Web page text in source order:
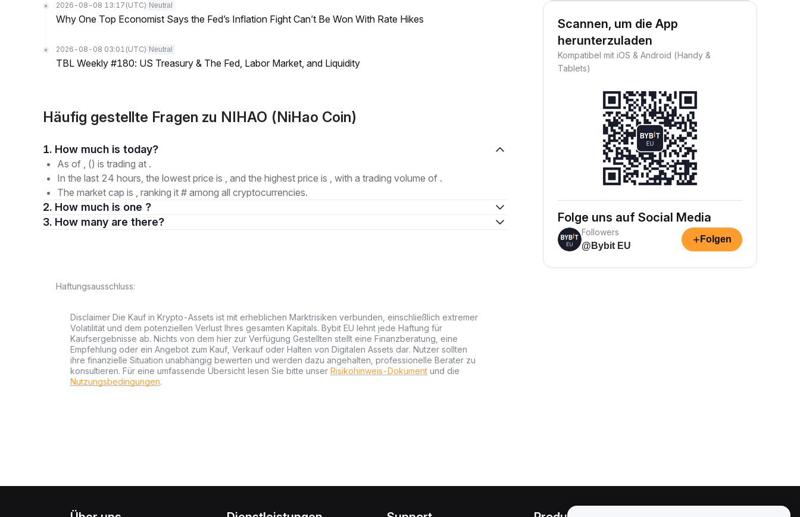
2026-08-08 13:17 (UTC) Neutral
Why One Top Economist Says the Fed’s Inflation Fight Can’t Be Won With Rate Hikes
2026-08-08 03:01 (UTC) Neutral
TBL Weekly #180: US Treasury & The Fed, Labor Market, and Liquidity
Häufig gestellte Fragen zu NIHAO (NiHao Coin)
1. How much is today?
As of , () is trading at .
In the last 24 hours, the lowest price is , and the highest price is , with a trading volume of .
The market cap is , ranking it # among all cryptocurrencies.
2. How much is one ?
3. How many are there?
Haftungsausschluss:
Disclaimer Die Kauf in Krypto-Assets ist mit erheblichen Marktrisiken verbunden, einschließlich extremer
Volatilität und dem potenziellen Verlust Ihres gesamten Kapitals. Bybit EU lehnt jede Haftung für
Kaufsergebnisse ab. Nichts von dem hier zur Verfügung Gestellten stellt eine Finanzberatung, eine
Empfehlung oder ein Angebot zum Kauf, Verkauf oder Halten von Digitalen Assets dar. Nutzer sollten
ihre finanzielle Situation unabhängig bewerten und werden dazu angehalten, professionelle Berater zu
konsultieren. Für eine umfassende Übersicht lesen Sie bitte unser Risikohinweis-Dokument und die
Nutzungsbedingungen.
Scannen, um die App
herunterzuladen
Kompatibel mit iOS & Android (Handy &
Tablets)
Folge uns auf Social Media
Followers
@Bybit EU
+ Folgen